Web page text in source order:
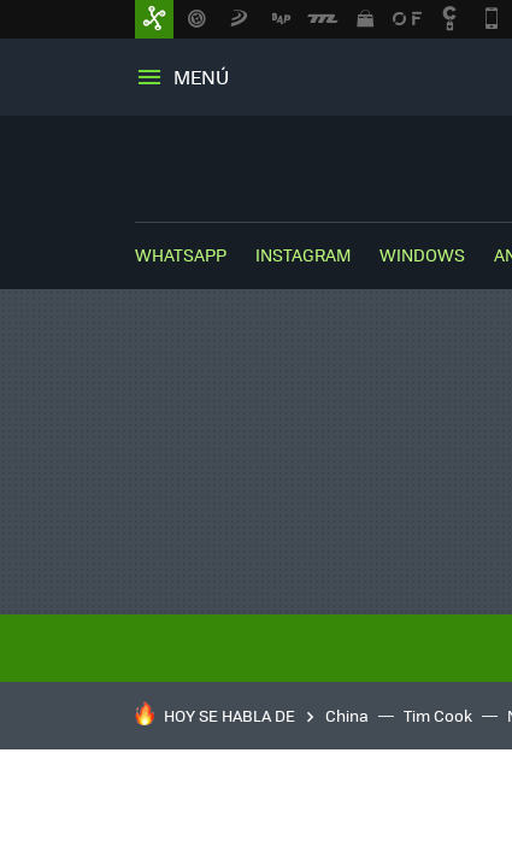
MENÚ
WHATSAPP INSTAGRAM WINDOWS
HOY SE HABLA DE China Tim Cook